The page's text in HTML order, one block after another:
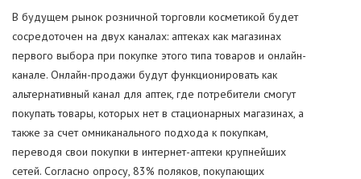
В будущем рынок розничной торговли косметикой будет
сосредоточен на двух каналах: аптеках как магазинах
первого выбора при покупке этого типа товаров и онлайн-
канале. Онлайн-продажи будут функционировать как
альтернативный канал для аптек, где потребители смогут
покупать товары, которых нет в стационарных магазинах, а
также за счет омниканального подхода к покупкам,
переводя свои покупки в интернет-аптеки крупнейших
сетей. Согласно опросу, 83% поляков, покупающих